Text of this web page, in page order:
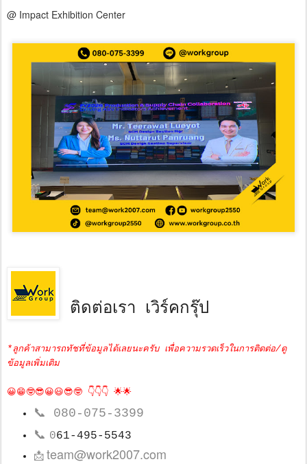
@ Impact Exhibition Center
ติดต่อเรา เวิร์คกรุ๊ป
*ลูกค้าสามารถทัชที่ข้อมูลได้เลยนะครับ เพื่อความรวดเร็วในการติดต่อ/ดู
ข้อมูลเพิ่มเติม
😀😁🤓😎😀😃😎🤓 👇👇👇 🌟🌟
📞 080-075-3399
📞 061-495-5543
📩team@work2007.com